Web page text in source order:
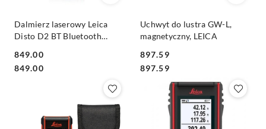
Dalmierz laserowy Leica
Disto D2 BT Bluetooth
Cena:
849.00
Cena:
849.00
Uchwyt do lustra GW-L,
magnetyczny, LEICA
Cena:
897.59
Cena:
897.59